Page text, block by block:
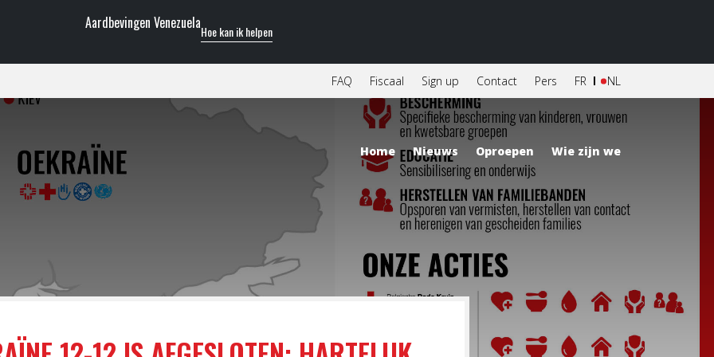
Aardbevingen VenezuelaHoe kan ik helpen
FAQ Fiscaal Sign up Contact Pers NL
FR
Home Nieuws Oproepen Wie zijn we